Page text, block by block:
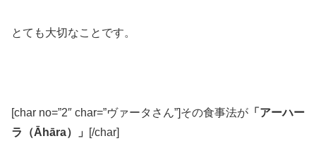
とても大切なことです。
[char no=”2″ char=”ヴァータさん”]その食事法が 「アーハー
ラ（Āhāra）」
[/char]